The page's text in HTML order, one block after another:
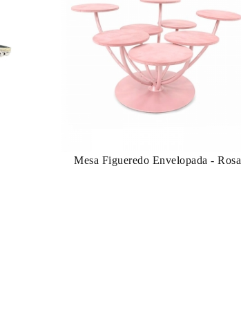
Mesa Figueredo Envelopada - Rosa